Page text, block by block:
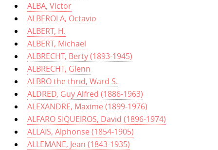
ALBA, Victor
ALBEROLA, Octavio
ALBERT, H.
ALBERT, Michael
ALBRECHT, Berty (1893-1945)
ALBRECHT, Glenn
ALBRO the thrid, Ward S.
ALDRED, Guy Alfred (1886-1963)
ALEXANDRE, Maxime (1899-1976)
ALFARO SIQUEIROS, David (1896-1974)
ALLAIS, Alphonse (1854-1905)
ALLEMANE, Jean (1843-1935)